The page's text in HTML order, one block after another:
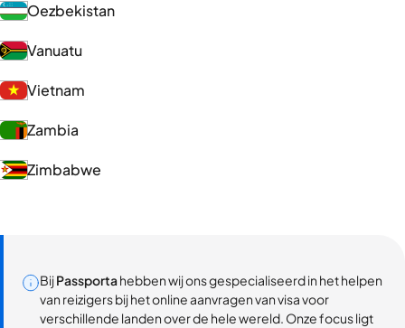
Oezbekistan
Vanuatu
Vietnam
Zambia
Zimbabwe
BijPassportahebben wij ons gespecialiseerd in het helpen
van reizigers bij het online aanvragen van visa voor
verschillende landen over de hele wereld. Onze focus ligt